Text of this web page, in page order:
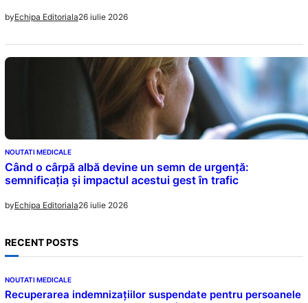
byEchipa Editoriala26 iulie 2026
NOUTATI MEDICALE
Când o cârpă albă devine un semn de urgență:
semnificația și impactul acestui gest în trafic
byEchipa Editoriala26 iulie 2026
RECENT POSTS
NOUTATI MEDICALE
Recuperarea indemnizațiilor suspendate pentru persoanele